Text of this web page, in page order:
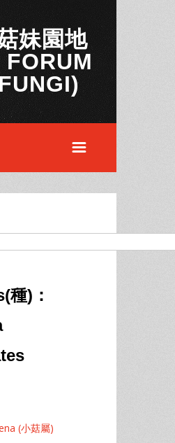
妹園地
FORUM
種)：
(小菇屬)